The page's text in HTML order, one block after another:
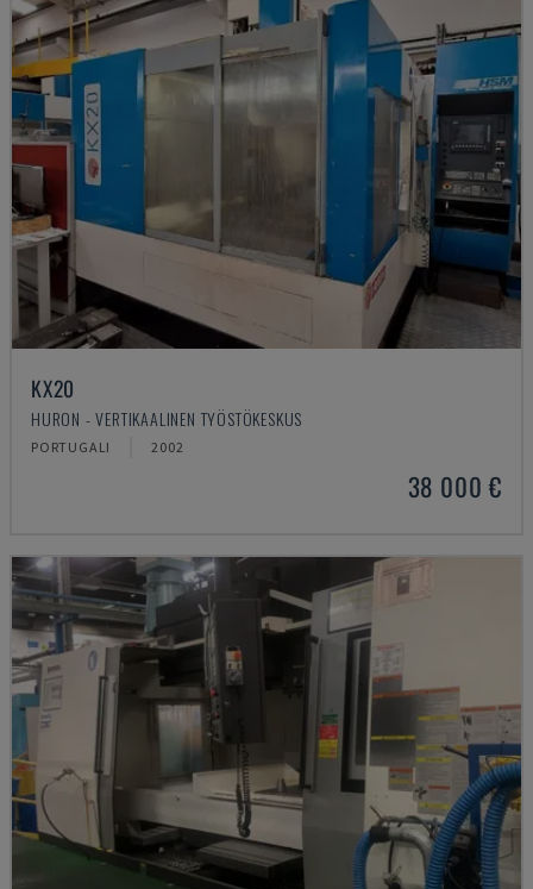
KX20
HURON - VERTIKAALINEN TYÖSTÖKESKUS
PORTUGALI 2002
38 000 €